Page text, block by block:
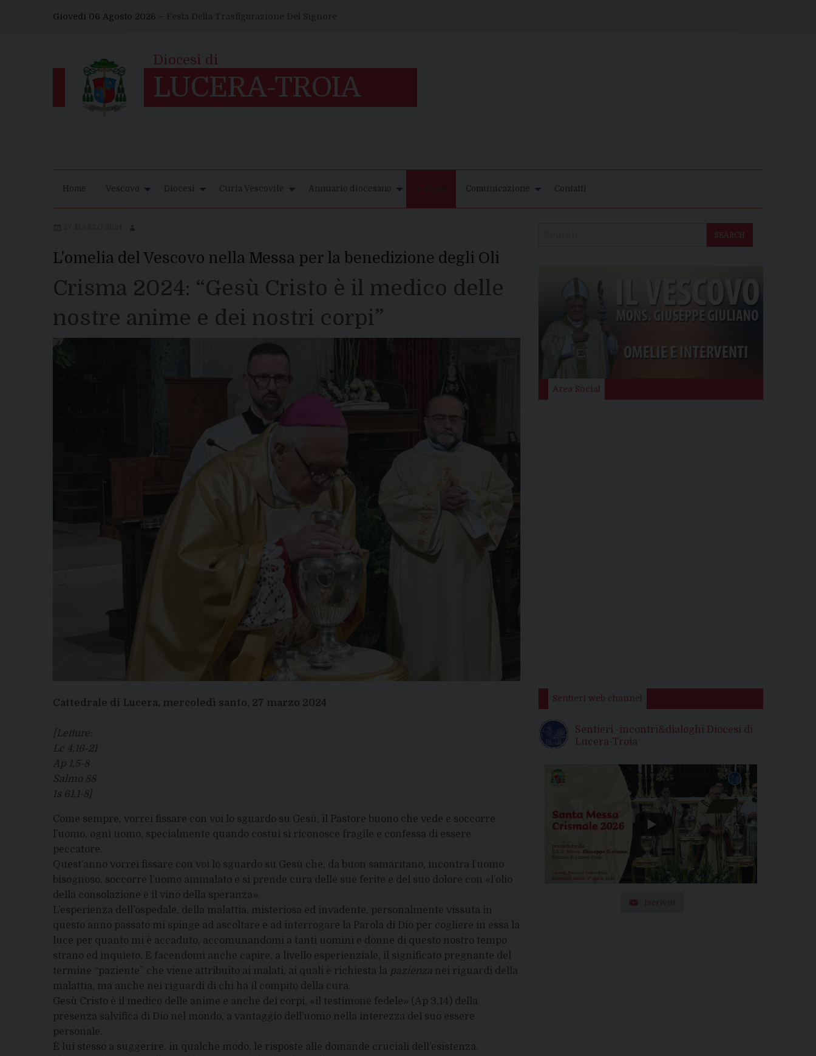
Giovedì 06 Agosto 2026 – Festa Della Trasfigurazione Del Signore
Home Vescovo Diocesi Curia Vescovile Annuario diocesano Notizie Comunicazione Contatti
L'omelia del Vescovo nella Messa per la benedizione degli Oli
Crisma 2024: “Gesù Cristo è il medico delle
nostre anime e dei nostri corpi”
Cattedrale di Lucera, mercoledì santo, 27 marzo 2024
[Letture:
Lc 4,16-21
Ap 1,5-8
Salmo 88
Is 61,1-8]
Come sempre, vorrei fissare con voi lo sguardo su Gesù, il Pastore buono che vede e soccorre
l’uomo, ogni uomo, specialmente quando costui si riconosce fragile e confessa di essere
peccatore.
Quest’anno vorrei fissare con voi lo sguardo su Gesù che, da buon samaritano, incontra l’uomo
bisognoso, soccorre l’uomo ammalato e si prende cura delle sue ferite e del suo dolore con «l’olio
della consolazione e il vino della speranza».
L’esperienza dell’ospedale, della malattia, misteriosa ed invadente, personalmente vissuta in
questo anno passato mi spinge ad ascoltare e ad interrogare la Parola di Dio per cogliere in essa la
luce per quanto mi è accaduto, accomunandomi a tanti uomini e donne di questo nostro tempo
strano ed inquieto. E facendomi anche capire, a livello esperienziale, il significato pregnante del
termine “paziente” che viene attribuito ai malati, ai quali è richiesta la pazienza nei riguardi della
malattia, ma anche nei riguardi di chi ha il compito della cura.
Gesù Cristo è il medico delle anime e anche dei corpi, «il testimone fedele» (Ap 3,14) della
presenza salvifica di Dio nel mondo, a vantaggio dell’uomo nella interezza del suo essere
personale.
È lui stesso a suggerire, in qualche modo, le risposte alle domande cruciali dell’esistenza.
SEARCH
Area Social
Sentieri web channel
Sentieri -incontri&dialoghi Diocesi di
Lucera-Troia
Iscriviti